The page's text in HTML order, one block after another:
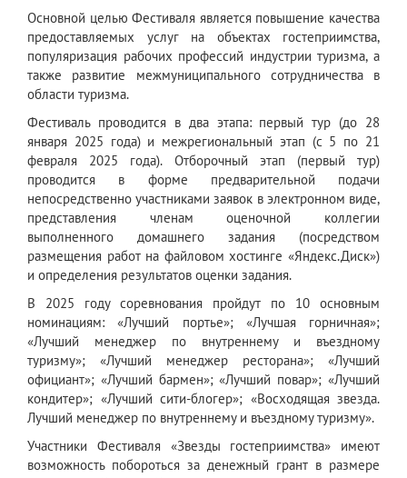
Основной целью Фестиваля является повышение качества
предоставляемых услуг на объектах гостеприимства,
популяризация рабочих профессий индустрии туризма, а
также развитие межмуниципального сотрудничества в
области туризма.
Фестиваль проводится в два этапа: первый тур (до 28
января 2025 года) и межрегиональный этап (с 5 по 21
февраля 2025 года). Отборочный этап (первый тур)
проводится в форме предварительной подачи
непосредственно участниками заявок в электронном виде,
представления членам оценочной коллегии
выполненного домашнего задания (посредством
размещения работ на файловом хостинге «Яндекс.Диск»)
и определения результатов оценки задания.
В 2025 году соревнования пройдут по 10 основным
номинациям: «Лучший портье»; «Лучшая горничная»;
«Лучший менеджер по внутреннему и въездному
туризму»; «Лучший менеджер ресторана»; «Лучший
официант»; «Лучший бармен»; «Лучший повар»; «Лучший
кондитер»; «Лучший сити-блогер»; «Восходящая звезда.
Лучший менеджер по внутреннему и въездному туризму».
Участники Фестиваля «Звезды гостеприимства» имеют
возможность побороться за денежный грант в размере